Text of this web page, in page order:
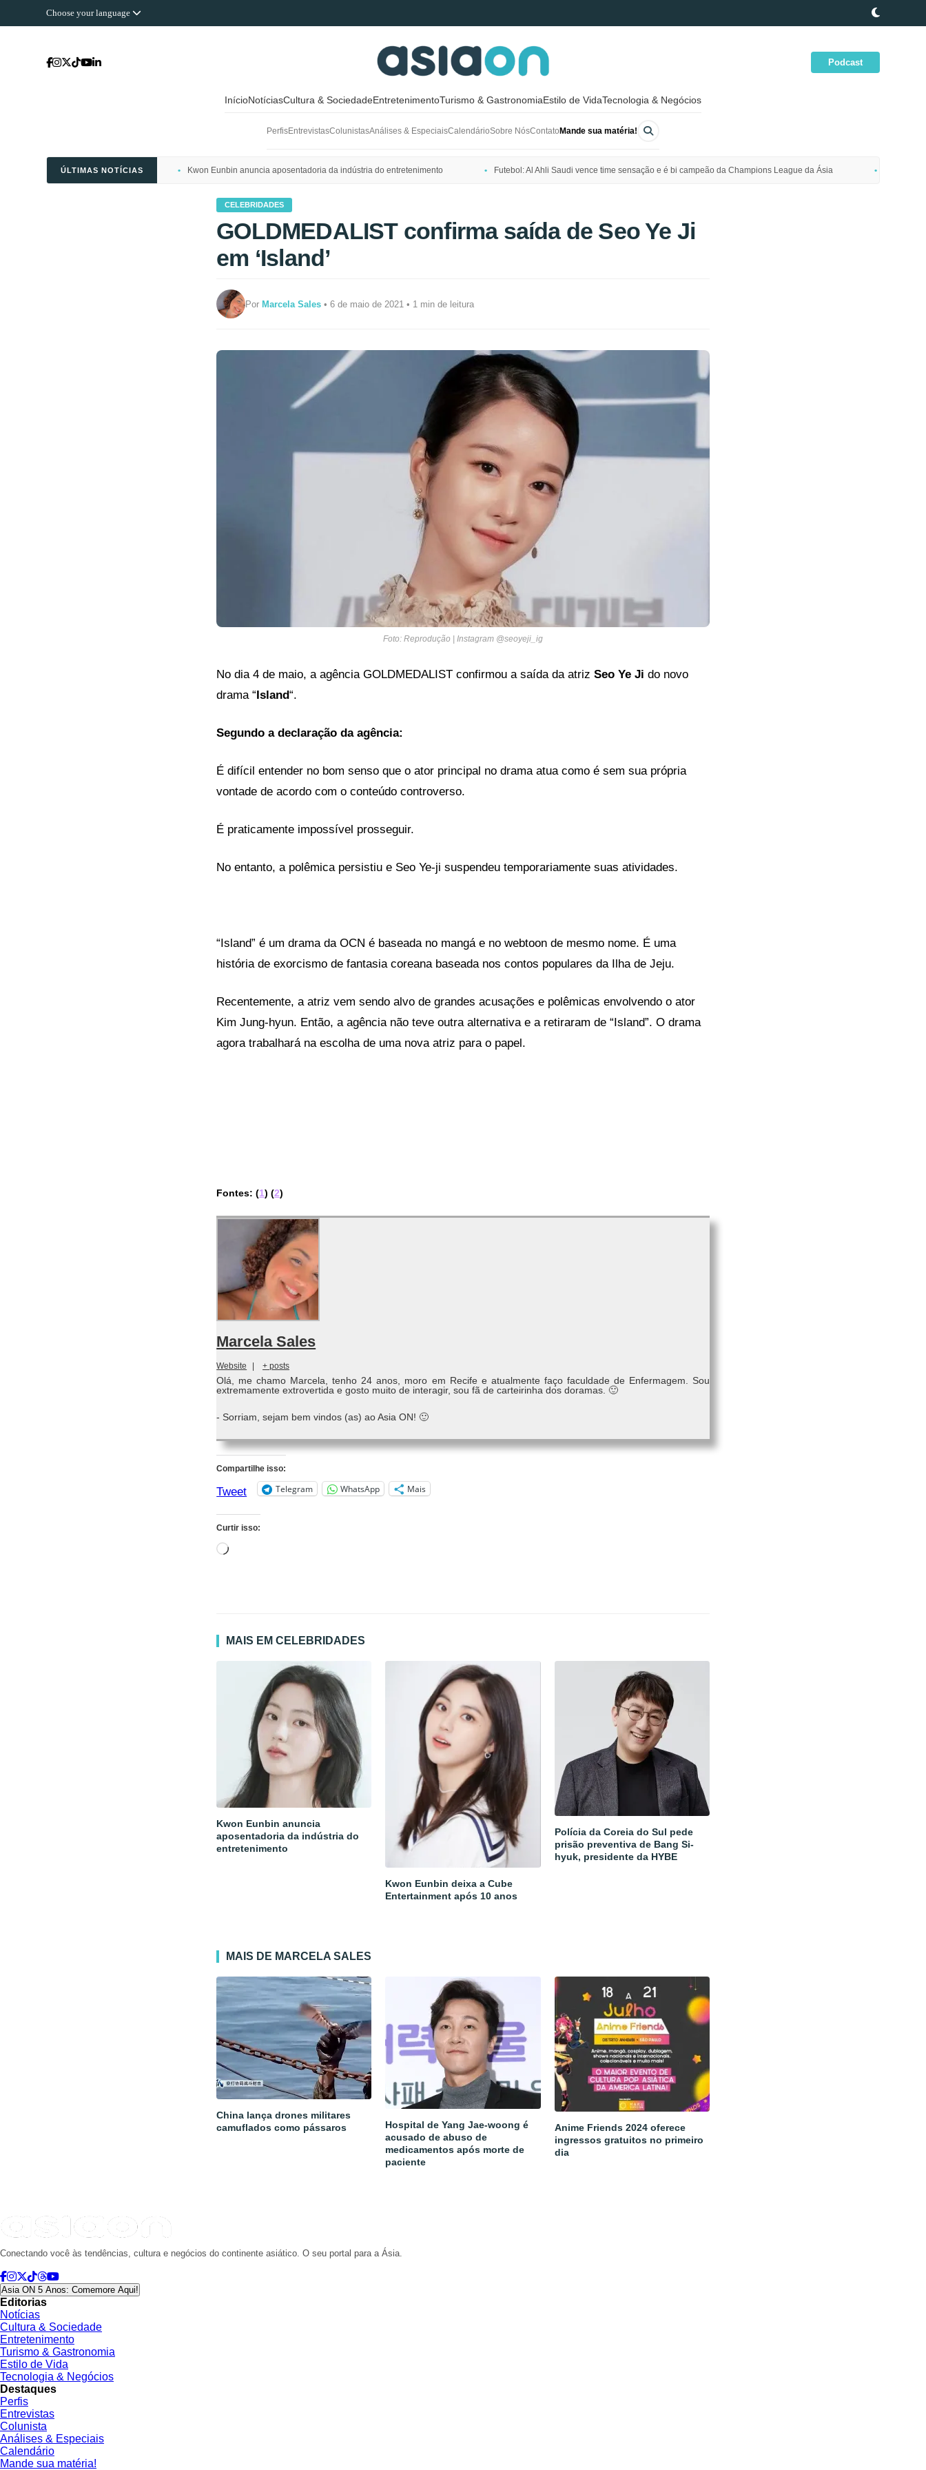
Choose your language
Podcast
InícioNotíciasCultura & SociedadeEntretenimentoTurismo & GastronomiaEstilo de VidaTecnologia & Negócios
PerfisEntrevistasColunistasAnálises & EspeciaisCalendárioSobre NósContato Mande sua matéria!
ÚLTIMAS NOTÍCIAS Kwon Eunbin anuncia aposentadoria da indústria do entretenimento Futebol: Al Ahli Saudi vence time sensação e é bi campeão da Champions League da Ásia
CELEBRIDADES
GOLDMEDALIST confirma saída de Seo Ye Ji
em ‘Island’
PorMarcela Sales • 6 de maio de 2021 • 1 min de leitura
Foto: Reprodução | Instagram @seoyeji_ig
No dia 4 de maio, a agência GOLDMEDALIST confirmou a saída da atrizSeo Ye Ji do novo
drama “ Island“.
Segundo a declaração da agência:
É difícil entender no bom senso que o ator principal no drama atua como é sem sua própria
vontade de acordo com o conteúdo controverso.
É praticamente impossível prosseguir.
No entanto, a polêmica persistiu e Seo Ye-ji suspendeu temporariamente suas atividades.
“Island” é um drama da OCN é baseada no mangá e no webtoon de mesmo nome. É uma
história de exorcismo de fantasia coreana baseada nos contos populares da Ilha de Jeju.
Recentemente, a atriz vem sendo alvo de grandes acusações e polêmicas envolvendo o ator
Kim Jung-hyun. Então, a agência não teve outra alternativa e a retiraram de “Island”. O drama
agora trabalhará na escolha de uma nova atriz para o papel.
Fontes: (1) (2)
Marcela Sales
Website + posts
Olá, me chamo Marcela, tenho 24 anos, moro em Recife e atualmente faço faculdade de Enfermagem. Sou
extremamente extrovertida e gosto muito de interagir, sou fã de carteirinha dos doramas. 🙂
- Sorriam, sejam bem vindos (as) ao Asia ON! 🙂
Compartilhe isso:
Tweet Telegram WhatsApp Mais
Curtir isso:
Carregando...
MAIS EM CELEBRIDADES
Kwon Eunbin anuncia
aposentadoria da indústria do
entretenimento
Kwon Eunbin deixa a Cube
Entertainment após 10 anos
Polícia da Coreia do Sul pede
prisão preventiva de Bang Si-
hyuk, presidente da HYBE
MAIS DE MARCELA SALES
China lança drones militares
camuflados como pássaros
Hospital de Yang Jae-woong é
acusado de abuso de
medicamentos após morte de
paciente
Anime Friends 2024 oferece
ingressos gratuitos no primeiro
dia
Conectando você às tendências, cultura e negócios do continente asiático. O seu portal para a Ásia.
Asia ON 5 Anos: Comemore Aqui!
Editorias
Notícias
Cultura & Sociedade
Entretenimento
Turismo & Gastronomia
Estilo de Vida
Tecnologia & Negócios
Destaques
Perfis
Entrevistas
Colunista
Análises & Especiais
Calendário
Mande sua matéria!